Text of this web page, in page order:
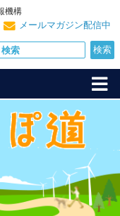
機構
メールマガジン配信中